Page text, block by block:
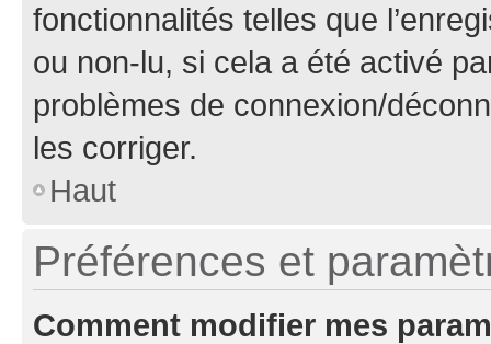
fonctionnalités telles que
ou non-lu, si cela a été activé
problèmes de connexion/
les corriger.
Haut
Préférences et
Comment modifier mes